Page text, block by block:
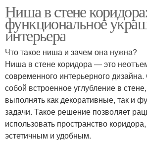
Ниша в стене коридора:
функциональное
интерьера
Что такое ниша и зачем она нужна?
Ниша в стене коридора — это
современного интерьерного
собой встроенное углубление в
выполнять как декоративные, так и
задачи. Такое решение позволяет
использовать пространство
эстетичным и удобным.